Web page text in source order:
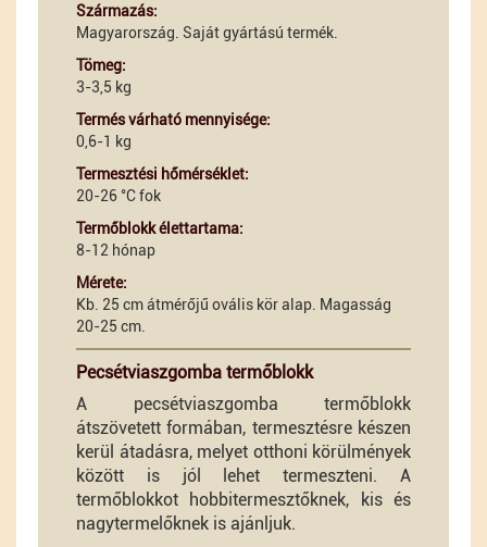
Származás:
Magyarország. Saját gyártású termék.
Tömeg:
3-3,5 kg
Termés várható mennyisége:
0,6-1 kg
Termesztési hőmérséklet:
20-26 °C fok
Termőblokk élettartama:
8-12 hónap
Mérete:
Kb. 25 cm átmérőjű ovális kör alap. Magasság
20-25 cm.
Pecsétviaszgomba termőblokk
A pecsétviaszgomba termőblokk
átszövetett formában, termesztésre készen
kerül átadásra, melyet otthoni körülmények
között is jól lehet termeszteni. A
termőblokkot hobbitermesztőknek, kis és
nagytermelőknek is ajánljuk.